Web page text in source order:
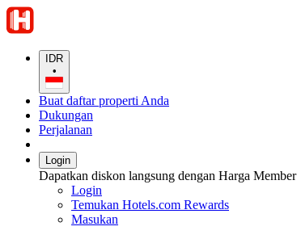
IDR
•
Buat daftar properti Anda
Dukungan
Perjalanan
Login
Dapatkan diskon langsung dengan Harga Member
Login
Temukan Hotels.com Rewards
Masukan